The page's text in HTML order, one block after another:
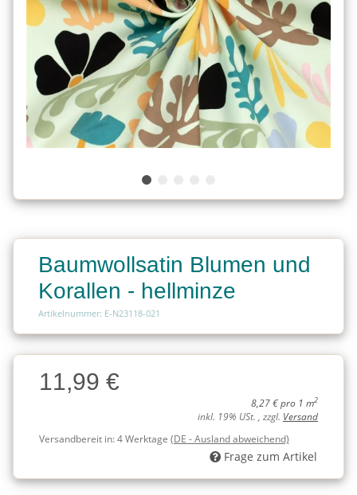
Baumwollsatin Blumen und
Korallen - hellminze
Artikelnummer: E-N23118-021
Charge
Charge11,99 €
8,27 € pro 1 m2
inkl. 19% USt. , zzgl. Versand
Versandbereit in:4 Werktage (DE - Ausland abweichend)
Frage zum Artikel